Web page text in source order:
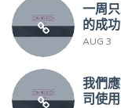
一周
的成功
AUG 3
我們
司使